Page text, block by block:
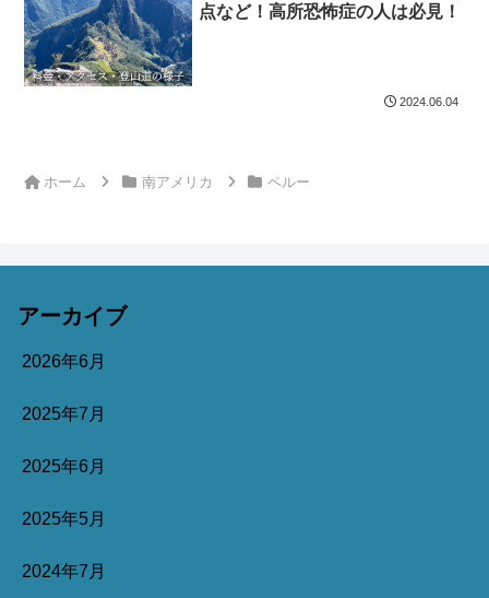
点など！高所恐怖症の人は必見！
2024.06.04
ホーム 南アメリカ ペルー
アーカイブ
2026年6月
2025年7月
2025年6月
2025年5月
2024年7月